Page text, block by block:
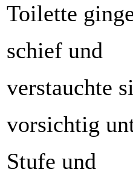
Toilette
schief und
verstauchte
vorsichtig
Stufe und